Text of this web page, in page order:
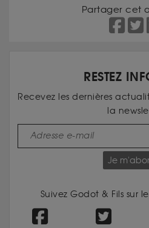
Partager cet
RESTEZ
Recevez les dernières
la
Je
Suivez Godot & Fils sur